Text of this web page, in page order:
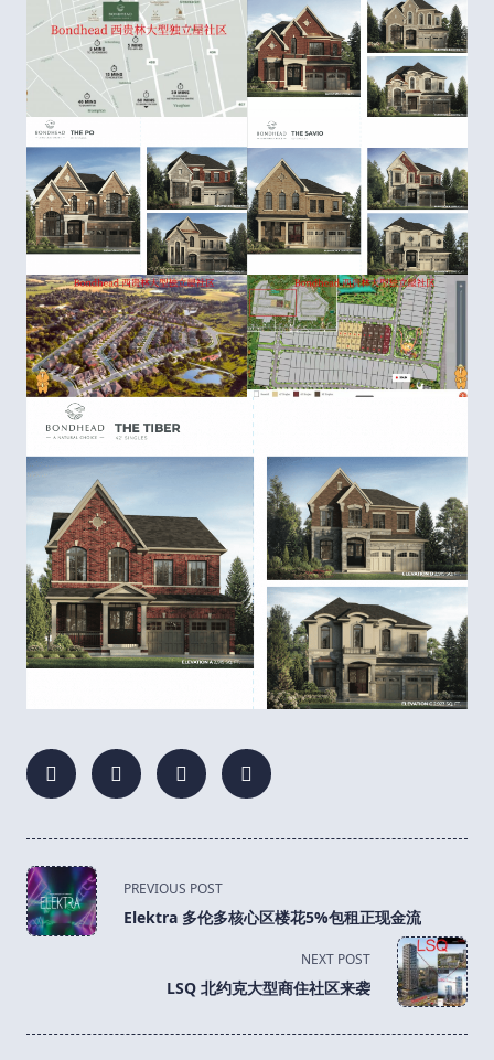
<span
class="nav-
subtitle
PREVIOUS POST
Elektra 多伦多核心区楼花5%包租正现金流
NEXT POST
LSQ 北约克大型商住社区来袭